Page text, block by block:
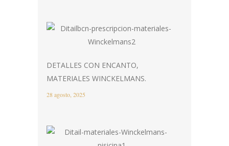
DETALLES CON ENCANTO,
MATERIALES WINCKELMANS.
28 agosto, 2025